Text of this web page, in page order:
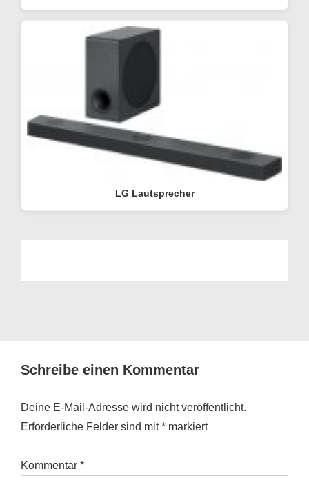
LG Lautsprecher
Schreibe einen Kommentar
Deine E-Mail-Adresse wird nicht veröffentlicht.
Erforderliche Felder sind mit* markiert
Kommentar *